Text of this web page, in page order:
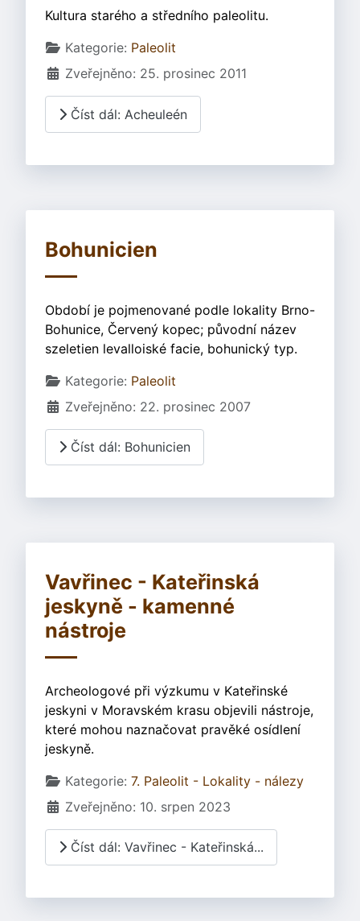
Kultura starého a středního paleolitu.
Základní údaje
Kategorie: Paleolit
Zveřejněno: 25. prosinec 2011
Číst dál: Acheuleén
Bohunicien
Období je pojmenované podle lokality Brno-
Bohunice, Červený kopec; původní název
szeletien levalloiské facie, bohunický typ.
Základní údaje
Kategorie: Paleolit
Zveřejněno: 22. prosinec 2007
Číst dál: Bohunicien
Vavřinec - Kateřinská
jeskyně - kamenné
nástroje
Archeologové při výzkumu v Kateřinské
jeskyni v Moravském krasu objevili nástroje,
které mohou naznačovat pravěké osídlení
jeskyně.
Základní údaje
Kategorie: 7. Paleolit - Lokality - nálezy
Zveřejněno: 10. srpen 2023
Číst dál: Vavřinec - Kateřinská...